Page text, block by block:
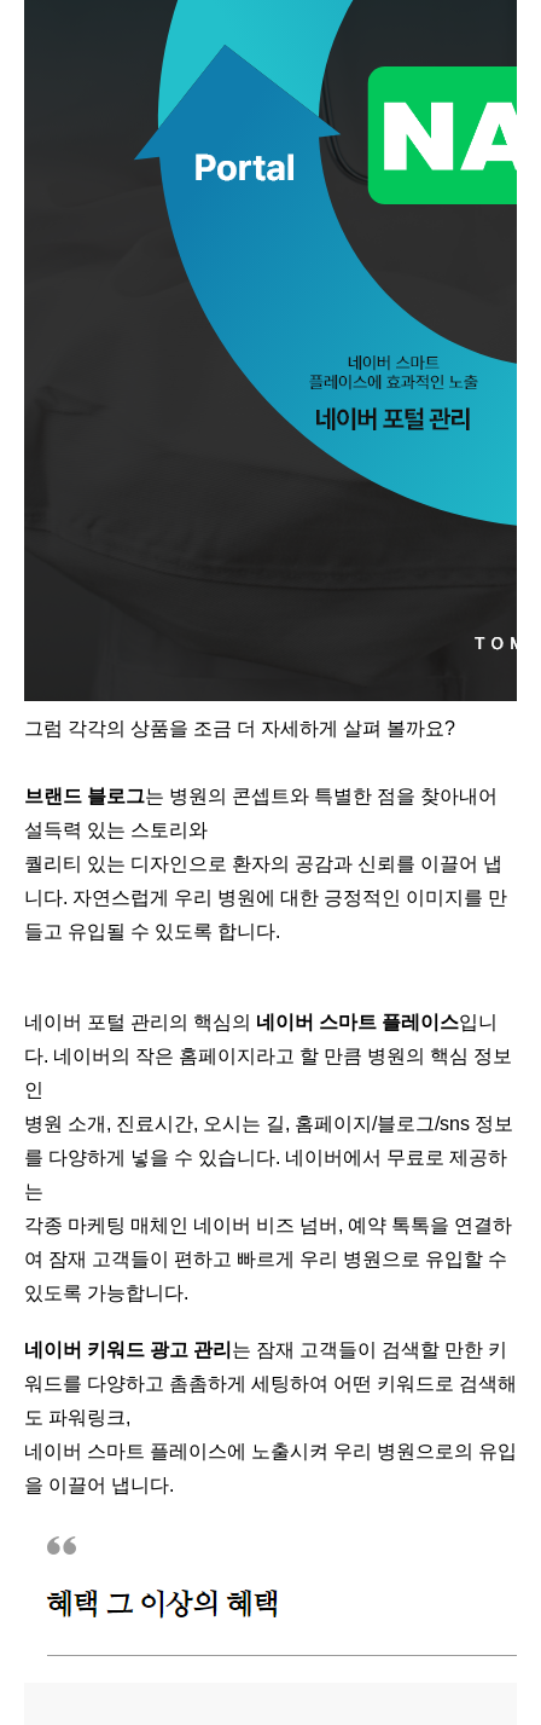
그럼 각각의 상품을 조금 더 자세하게 살펴 볼까요?
브랜드 블로그는 병원의 콘셉트와 특별한 점을 찾아내어
설득력 있는 스토리와
퀄리티 있는 디자인으로 환자의 공감과 신뢰를 이끌어 냅
니다. 자연스럽게 우리 병원에 대한 긍정적인 이미지를 만
들고 유입될 수 있도록 합니다.
네이버 포털 관리의 핵심의 네이버 스마트 플레이스입니
다. 네이버의 작은 홈페이지라고 할 만큼 병원의 핵심 정보
인
병원 소개, 진료시간, 오시는 길, 홈페이지/블로그/sns 정보
를 다양하게 넣을 수 있습니다. 네이버에서 무료로 제공하
는
각종 마케팅 매체인 네이버 비즈 넘버, 예약 톡톡을 연결하
여 잠재 고객들이 편하고 빠르게 우리 병원으로 유입할 수
있도록 가능합니다.
네이버 키워드 광고 관리 는 잠재 고객들이 검색할 만한 키
워드를 다양하고 촘촘하게 세팅하여 어떤 키워드로 검색해
도 파워링크,
네이버 스마트 플레이스에 노출시켜 우리 병원으로의 유입
을 이끌어 냅니다.